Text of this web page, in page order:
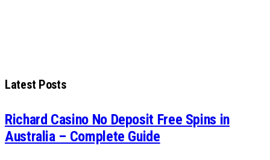
Latest Posts
Richard Casino No Deposit Free Spins in
Australia – Complete Guide